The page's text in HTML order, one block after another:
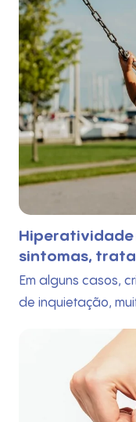
Início
Quem Somos
O que
Técnicas
Hiperatividade
sintomas,
Em alguns casos,
de inquietação,